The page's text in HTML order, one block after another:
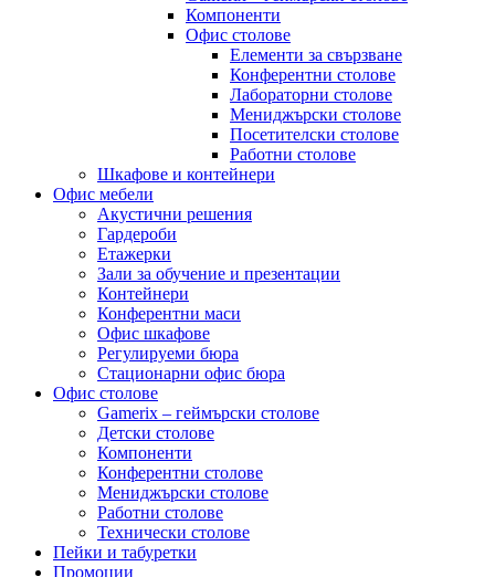
Компоненти
Офис столове
Елементи за свързване
Конферентни столове
Лабораторни столове
Мениджърски столове
Посетителски столове
Работни столове
Шкафове и контейнери
Офис мебели
Акустични решения
Гардероби
Етажерки
Зали за обучение и презентации
Контейнери
Конферентни маси
Офис шкафове
Регулируеми бюра
Стационарни офис бюра
Офис столове
Gamerix – геймърски столове
Детски столове
Компоненти
Конферентни столове
Мениджърски столове
Работни столове
Технически столове
Пейки и табуретки
Промоции